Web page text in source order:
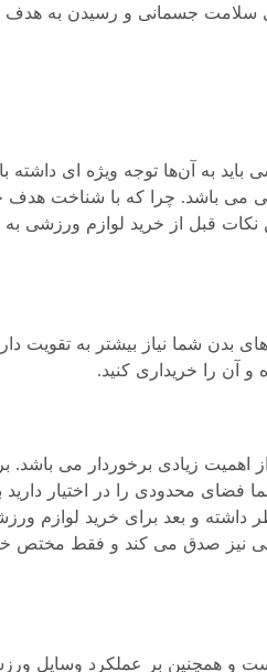
سلامت جسمانی و رسیدن به هدف
به آن‌ها توجه ویژه ای داشته
می باشد. چرا که با شناخت هدف
نکات قبل از خرید لوازم ورزشی
بدن شما نیاز بیشتر به تقویت
و آن را خریداری کنید.
زیادی برخوردار می باشد.
محدودی را در اختیار دارید
داشته و بعد برای خرید لوازم
نیز صدق می کند و فقط مختص
و همچنین بر عملکرد وسایل